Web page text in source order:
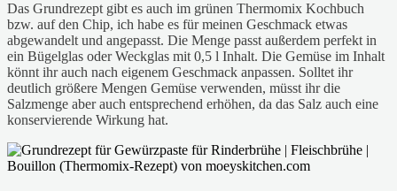
Das Grundrezept gibt es auch im grünen Thermomix Kochbuch
bzw. auf den Chip, ich habe es für meinen Geschmack etwas
abgewandelt und angepasst. Die Menge passt außerdem perfekt in
ein Bügelglas oder Weckglas mit 0,5 l Inhalt. Die Gemüse im Inhalt
könnt ihr auch nach eigenem Geschmack anpassen. Solltet ihr
deutlich größere Mengen Gemüse verwenden, müsst ihr die
Salzmenge aber auch entsprechend erhöhen, da das Salz auch eine
konservierende Wirkung hat.